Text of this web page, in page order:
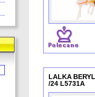
LALKA
/24 L5731A